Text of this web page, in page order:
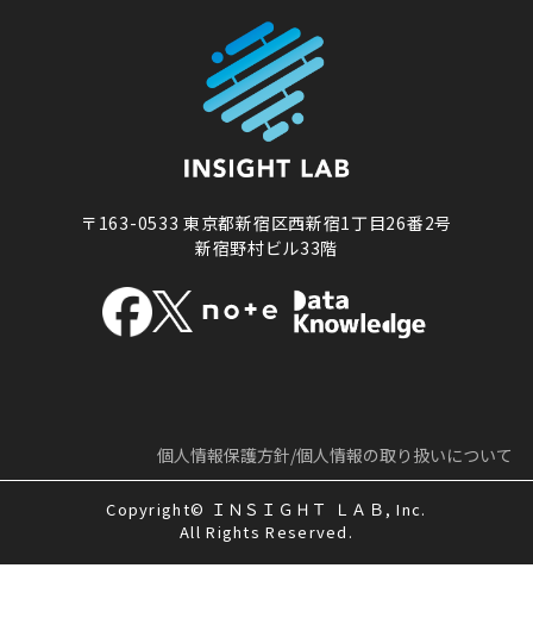
〒163-0533東京都新宿区西新宿1丁目26番2号
新宿野村ビル33階
個人情報保護方針/個人情報の取り扱いについて
Copyright© ＩＮＳＩＧＨＴ ＬＡＢ, Inc.
All Rights Reserved.